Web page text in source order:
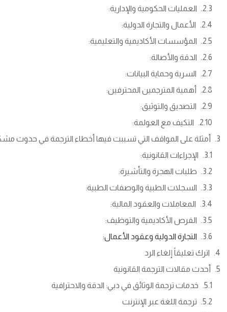
العمليات الحكومية والإدارية:
الأعمال والتجارة الدولية:
المؤسسات الأكاديمية والتعليمية:
الدقة والأصالة:
السرية وحماية البيانات:
أهمية المترجمين المحترفين:
التصديق والتوثيق:
التكيف مع العولمة:
أمثلة على المواقف التي تسببت فيها أخطاء الترجمة في حدوث
الإجراءات القانونية:
طلبات الهجرة والتأشيرة:
السجلات الطبية والوصفات الطبية:
المعاملات والعقود المالية:
الفرص الأكاديمية والتوظيف:
التجارة الدولية وعقود الأعمال:
اترك تعليقاً إلغاء الرد
أحدث مقالات الترجمة القانونية
خدمات ترجمة الوثائق في دبي: الدقة والاحترافية
ترجمة اللغة عبر الإنترنت